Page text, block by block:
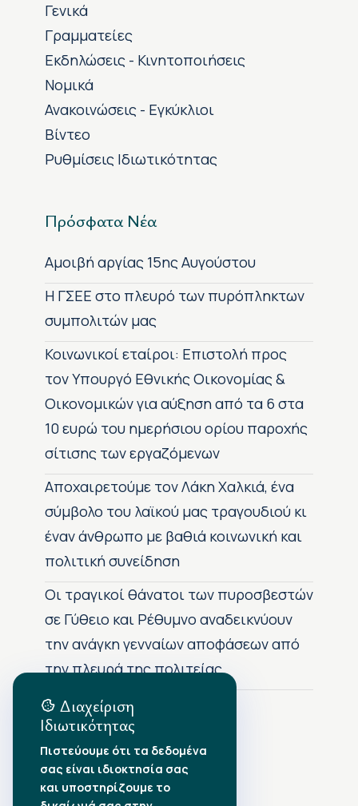
Γενικά
Γραμματείες
Εκδηλώσεις - Κινητοποιήσεις
Νομικά
Ανακοινώσεις - Εγκύκλιοι
Βίντεο
Ρυθμίσεις Ιδιωτικότητας
Πρόσφατα Νέα
Αμοιβή αργίας 15ης Αυγούστου
H ΓΣΕΕ στο πλευρό των πυρόπληκτων
συμπολιτών μας
Κοινωνικοί εταίροι: Επιστολή προς
τον Υπουργό Εθνικής Οικονομίας &
Οικονομικών για αύξηση από τα 6 στα
10 ευρώ του ημερήσιου ορίου παροχής
σίτισης των εργαζόμενων
Αποχαιρετούμε τον Λάκη Χαλκιά, ένα
σύμβολο του λαϊκού μας τραγουδιού κι
έναν άνθρωπο με βαθιά κοινωνική και
πολιτική συνείδηση
Οι τραγικοί θάνατοι των πυροσβεστών
σε Γύθειο και Ρέθυμνο αναδεικνύουν
την ανάγκη γενναίων αποφάσεων από
την πλευρά της πολιτείας
Αρχείο Δημοσιεύσεων
•Αύγουστος 2026
•Ιούλιος 2026
Διαχείριση
Ιδιωτικότητας
Πιστεύουμε ότι τα δεδομένα
σας είναι ιδιοκτησία σας
και υποστηρίζουμε το